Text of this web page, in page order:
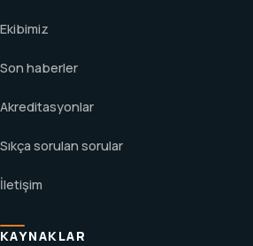
Ekibimiz
Son haberler
Akreditasyonlar
Sıkça sorulan sorular
İletişim
KAYNAKLAR